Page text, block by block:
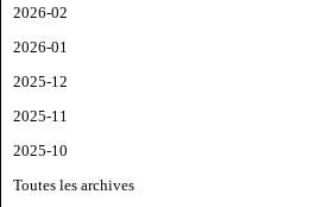
2026-02
2026-01
2025-12
2025-11
2025-10
Toutes les archives